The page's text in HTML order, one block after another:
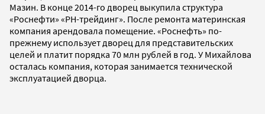
Мазин. В конце 2014-го дворец выкупила структура
«Роснефти» «РН-трейдинг». После ремонта материнская
компания арендовала помещение. «Роснефть» по-
прежнему использует дворец для представительских
целей и платит порядка 70 млн рублей в год. У Михайлова
осталась компания, которая занимается технической
эксплуатацией дворца.